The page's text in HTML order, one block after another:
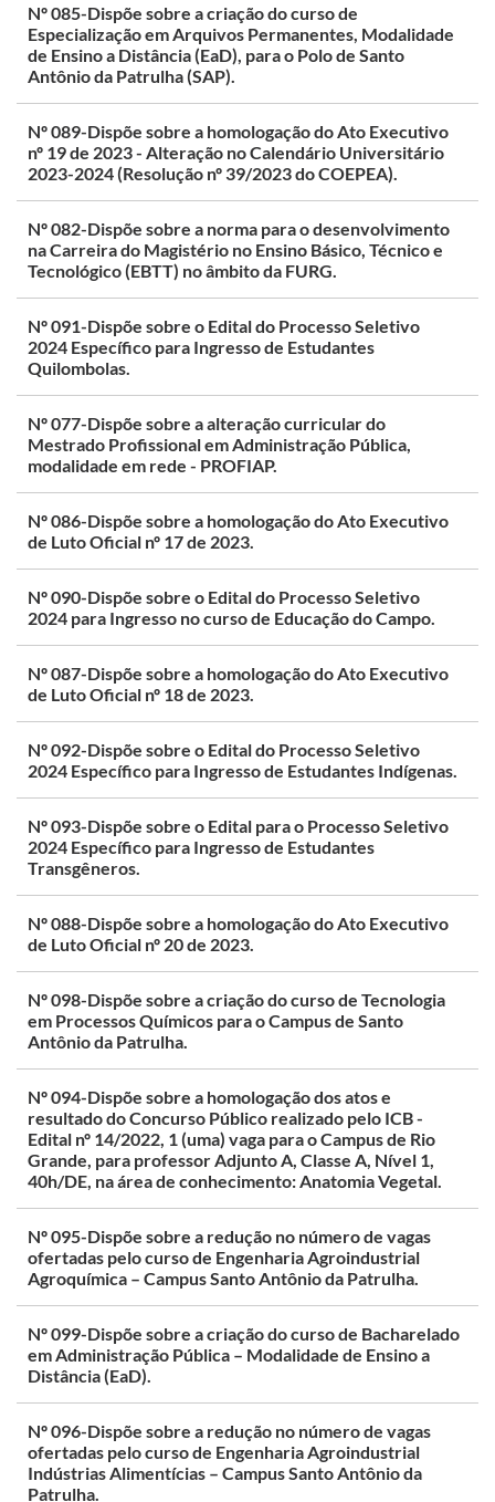
Nº 085-Dispõe sobre a criação do curso de
Especialização em Arquivos Permanentes, Modalidade
de Ensino a Distância (EaD), para o Polo de Santo
Antônio da Patrulha (SAP).
Nº 089-Dispõe sobre a homologação do Ato Executivo
nº 19 de 2023 - Alteração no Calendário Universitário
2023-2024 (Resolução nº 39/2023 do COEPEA).
Nº 082-Dispõe sobre a norma para o desenvolvimento
na Carreira do Magistério no Ensino Básico, Técnico e
Tecnológico (EBTT) no âmbito da FURG.
Nº 091-Dispõe sobre o Edital do Processo Seletivo
2024 Específico para Ingresso de Estudantes
Quilombolas.
Nº 077-Dispõe sobre a alteração curricular do
Mestrado Profissional em Administração Pública,
modalidade em rede - PROFIAP.
Nº 086-Dispõe sobre a homologação do Ato Executivo
de Luto Oficial nº 17 de 2023.
Nº 090-Dispõe sobre o Edital do Processo Seletivo
2024 para Ingresso no curso de Educação do Campo.
Nº 087-Dispõe sobre a homologação do Ato Executivo
de Luto Oficial nº 18 de 2023.
Nº 092-Dispõe sobre o Edital do Processo Seletivo
2024 Específico para Ingresso de Estudantes Indígenas.
Nº 093-Dispõe sobre o Edital para o Processo Seletivo
2024 Específico para Ingresso de Estudantes
Transgêneros.
Nº 088-Dispõe sobre a homologação do Ato Executivo
de Luto Oficial nº 20 de 2023.
Nº 098-Dispõe sobre a criação do curso de Tecnologia
em Processos Químicos para o Campus de Santo
Antônio da Patrulha.
Nº 094-Dispõe sobre a homologação dos atos e
resultado do Concurso Público realizado pelo ICB -
Edital nº 14/2022, 1 (uma) vaga para o Campus de Rio
Grande, para professor Adjunto A, Classe A, Nível 1,
40h/DE, na área de conhecimento: Anatomia Vegetal.
Nº 095-Dispõe sobre a redução no número de vagas
ofertadas pelo curso de Engenharia Agroindustrial
Agroquímica – Campus Santo Antônio da Patrulha.
Nº 099-Dispõe sobre a criação do curso de Bacharelado
em Administração Pública – Modalidade de Ensino a
Distância (EaD).
Nº 096-Dispõe sobre a redução no número de vagas
ofertadas pelo curso de Engenharia Agroindustrial
Indústrias Alimentícias – Campus Santo Antônio da
Patrulha.